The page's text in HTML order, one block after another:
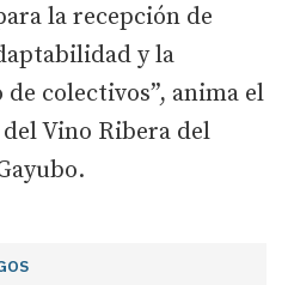
la recepción de
y la
colectivos”, anima el
Vino Ribera del